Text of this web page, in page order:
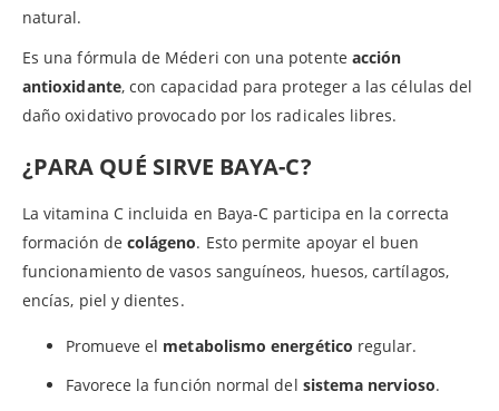
natural.
Es una fórmula de Méderi con una potente acción
antioxidante, con capacidad para proteger a las células del
daño oxidativo provocado por los radicales libres.
¿PARA QUÉ SIRVE BAYA-C?
La vitamina C incluida en Baya-C participa en la correcta
formación de colágeno. Esto permite apoyar el buen
funcionamiento de vasos sanguíneos, huesos, cartílagos,
encías, piel y dientes.
Promueve el metabolismo energético regular.
Favorece la función normal del sistema nervioso.